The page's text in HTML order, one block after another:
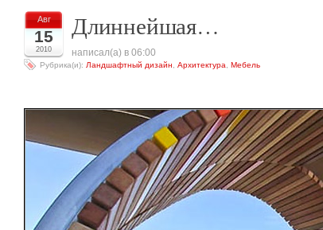
Авг
15
2010
Длиннейшая…
написал(а) в 06:00
Рубрика(и): Ландшафтный дизайн Архитектура Мебель